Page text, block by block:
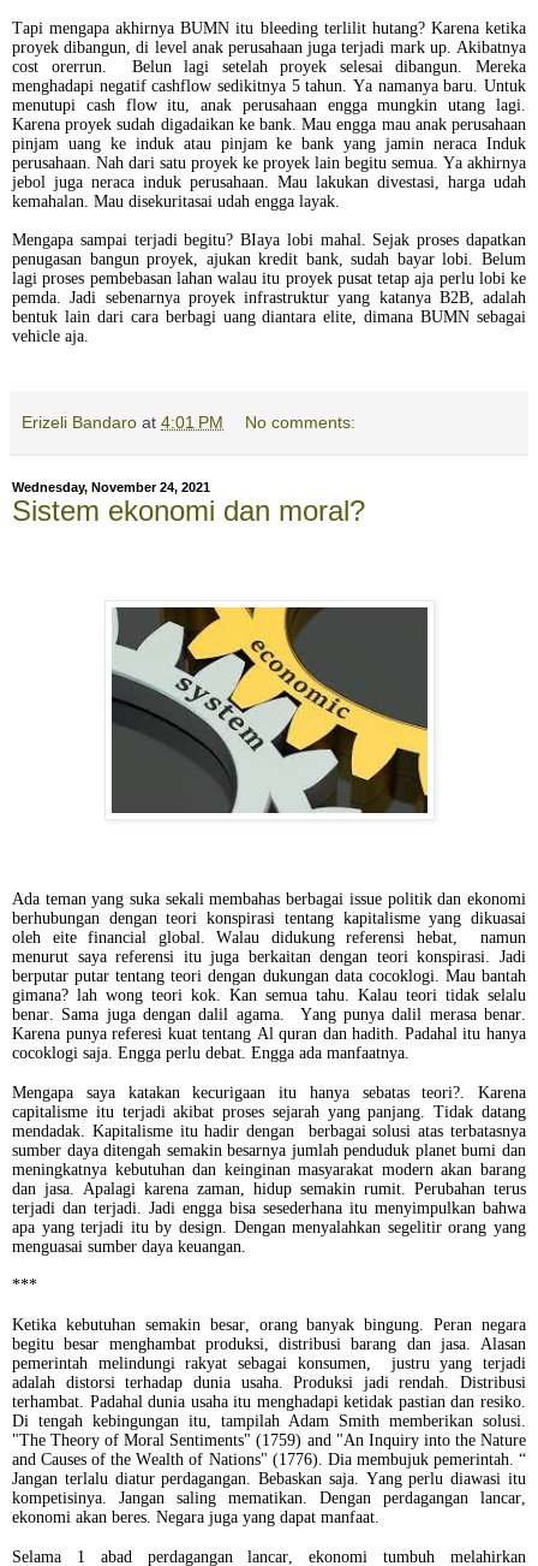
Tapi mengapa akhirnya BUMN itu bleeding terlilit hutang? Karena ketika
proyek dibangun, di level anak perusahaan juga terjadi mark up. Akibatnya
cost orerrun. Belun lagi setelah proyek selesai dibangun. Mereka
menghadapi negatif cashflow sedikitnya 5 tahun. Ya namanya baru. Untuk
menutupi cash flow itu, anak perusahaan engga mungkin utang lagi.
Karena proyek sudah digadaikan ke bank. Mau engga mau anak perusahaan
pinjam uang ke induk atau pinjam ke bank yang jamin neraca Induk
perusahaan. Nah dari satu proyek ke proyek lain begitu semua. Ya akhirnya
jebol juga neraca induk perusahaan. Mau lakukan divestasi, harga udah
kemahalan. Mau disekuritasai udah engga layak.
Mengapa sampai terjadi begitu? BIaya lobi mahal. Sejak proses dapatkan
penugasan bangun proyek, ajukan kredit bank, sudah bayar lobi. Belum
lagi proses pembebasan lahan walau itu proyek pusat tetap aja perlu lobi ke
pemda. Jadi sebenarnya proyek infrastruktur yang katanya B2B, adalah
bentuk lain dari cara berbagi uang diantara elite, dimana BUMN sebagai
vehicle aja.
Erizeli Bandaro at 4:01 PM No comments:
Wednesday, November 24, 2021
Sistem ekonomi dan moral?
Ada teman yang suka sekali membahas berbagai issue politik dan ekonomi
berhubungan dengan teori konspirasi tentang kapitalisme yang dikuasai
oleh eite financial global. Walau didukung referensi hebat, namun
menurut saya referensi itu juga berkaitan dengan teori konspirasi. Jadi
berputar putar tentang teori dengan dukungan data cocoklogi. Mau bantah
gimana? lah wong teori kok. Kan semua tahu. Kalau teori tidak selalu
benar. Sama juga dengan dalil agama. Yang punya dalil merasa benar.
Karena punya referesi kuat tentang Al quran dan hadith. Padahal itu hanya
cocoklogi saja. Engga perlu debat. Engga ada manfaatnya.
Mengapa saya katakan kecurigaan itu hanya sebatas teori?. Karena
capitalisme itu terjadi akibat proses sejarah yang panjang. Tidak datang
mendadak. Kapitalisme itu hadir dengan berbagai solusi atas terbatasnya
sumber daya ditengah semakin besarnya jumlah penduduk planet bumi dan
meningkatnya kebutuhan dan keinginan masyarakat modern akan barang
dan jasa. Apalagi karena zaman, hidup semakin rumit. Perubahan terus
terjadi dan terjadi. Jadi engga bisa sesederhana itu menyimpulkan bahwa
apa yang terjadi itu by design. Dengan menyalahkan segelitir orang yang
menguasai sumber daya keuangan.
***
Ketika kebutuhan semakin besar, orang banyak bingung. Peran negara
begitu besar menghambat produksi, distribusi barang dan jasa. Alasan
pemerintah melindungi rakyat sebagai konsumen, justru yang terjadi
adalah distorsi terhadap dunia usaha. Produksi jadi rendah. Distribusi
terhambat. Padahal dunia usaha itu menghadapi ketidak pastian dan resiko.
Di tengah kebingungan itu, tampilah Adam Smith memberikan solusi.
"The Theory of Moral Sentiments" (1759) and "An Inquiry into the Nature
and Causes of the Wealth of Nations" (1776). Dia membujuk pemerintah. “
Jangan terlalu diatur perdagangan. Bebaskan saja. Yang perlu diawasi itu
kompetisinya. Jangan saling mematikan. Dengan perdagangan lancar,
ekonomi akan beres. Negara juga yang dapat manfaat.
Selama 1 abad perdagangan lancar, ekonomi tumbuh melahirkan